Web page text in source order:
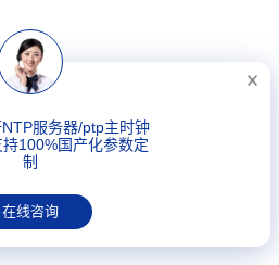
服务器/ptp主时钟
100%国产化参数定
制
在线咨询